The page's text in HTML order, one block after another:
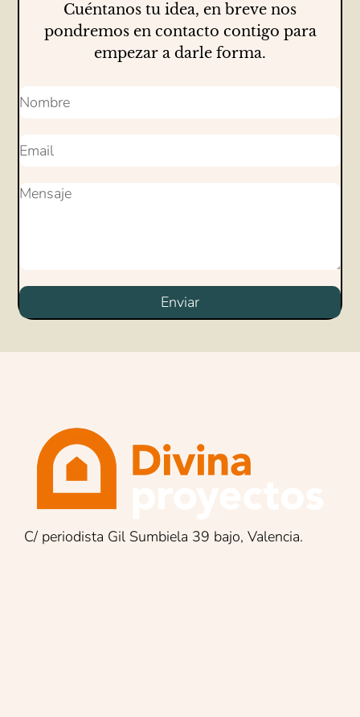
Cuéntanos tu idea, en breve nos
pondremos en contacto contigo para
empezar a darle forma.
Enviar
C/ periodista Gil Sumbiela 39 bajo, Valencia.